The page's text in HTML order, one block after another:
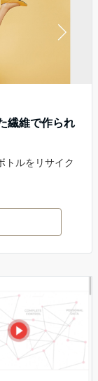
繊維で作られ
トルをリサイク